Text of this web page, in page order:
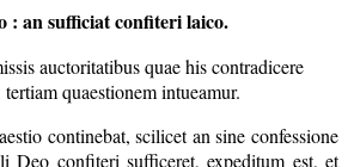
: an sufficiat confiteri laico.
auctoritatibus quae his contradicere
quaestionem intueamur.
continebat, scilicet an sine confessione
Deo confiteri sufficeret, expeditum est, et